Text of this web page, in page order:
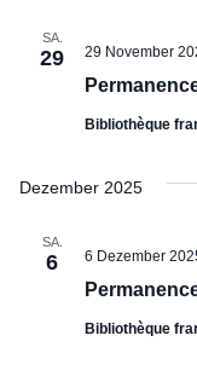
SA.
29 29 November
Bibliothèque
Dezember 2025
SA.
6 6 Dezember
Bibliothèque